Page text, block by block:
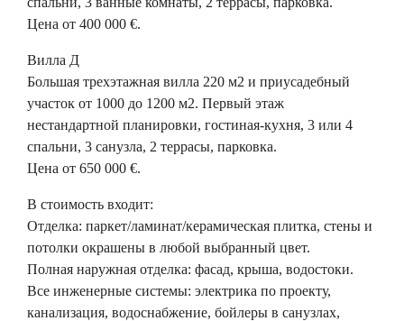
Цена от 400 000 €.
Вилла Д
Большая трехэтажная вилла 220 м2 и приусадебный
участок от 1000 до 1200 м2. Первый этаж
нестандартной планировки, гостиная-кухня, 3 или 4
спальни, 3 санузла, 2 террасы, парковка.
Цена от 650 000 €.
В стоимость входит:
Отделка: паркет/ламинат/керамическая плитка, стены и
потолки окрашены в любой выбранный цвет.
Полная наружная отделка: фасад, крыша, водостоки.
Все инженерные системы: электрика по проекту,
канализация, водоснабжение, бойлеры в санузлах,